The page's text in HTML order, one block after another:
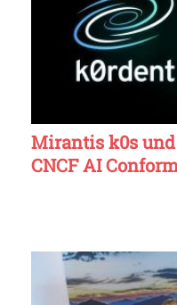
Mirantis k0s
CNCF AI